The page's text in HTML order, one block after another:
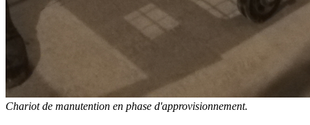
Chariot de manutention en phase d'approvisionnement.